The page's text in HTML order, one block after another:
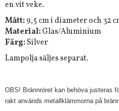
en vit veke.
Mått:9,5 cm i diameter och 32
Material:Glas/Aluminium
Färg:Silver
Lampolja säljes separat.
OBS! Brännröret kan behöva justeras
rakt används metallklämmorna på